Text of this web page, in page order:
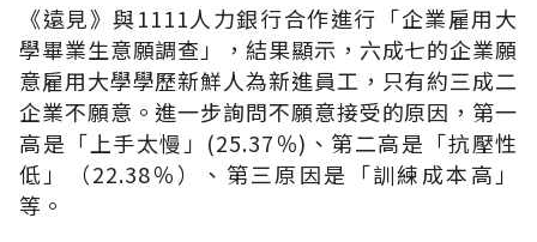
《遠見》與1111人力銀行合作進行「企業雇用大
學畢業生意願調查」，結果顯示，六成七的企業願
意雇用大學學歷新鮮人為新進員工，只有約三成二
企業不願意。進一步詢問不願意接受的原因，第一
高是「上手太慢」(25.37％)、第二高是「抗壓性
低」（22.38％）、第三原因是「訓練成本高」
等。